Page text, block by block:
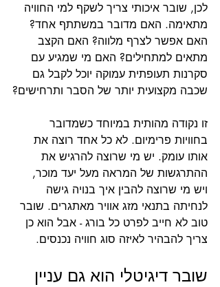
לכן, שובר איכותי צריך לשקף למי החוויה
מתאימה. האם מדובר במשתתף אחד?
האם אפשר לצרף מלווה? האם הקצב
מתאים למתחילים? האם מי שמגיע עם
סקרנות תעופתית עמוקה יוכל לקבל גם
שכבה מקצועית יותר של הסבר ותרחישים?
זו נקודה מהותית במיוחד כשמדובר
בחוויות פרימיום. לא כל אחד רוצה את
אותו עומק. יש מי שרוצה להרגיש את
ההתרגשות של המראה מעל יעד מוכר,
ויש מי שרוצה להבין איך בנויה גישה
לנחיתה בתנאי מזג אוויר מאתגרים. שובר
טוב לא חייב לפרט כל בורג - אבל הוא כן
צריך להבהיר לאיזה סוג חוויה נכנסים.
שובר דיגיטלי הוא גם עניין